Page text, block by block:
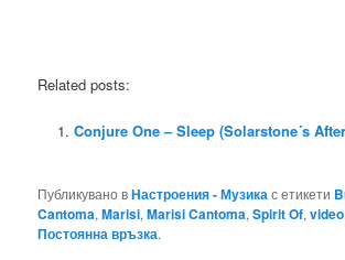
Related posts:
Conjure One – Sleep (Solarstone´s
Публикувано вНастроения - Музикас етикети
Cantoma,Marisi,Marisi Cantoma,Spirit Of,video
Постоянна връзка.